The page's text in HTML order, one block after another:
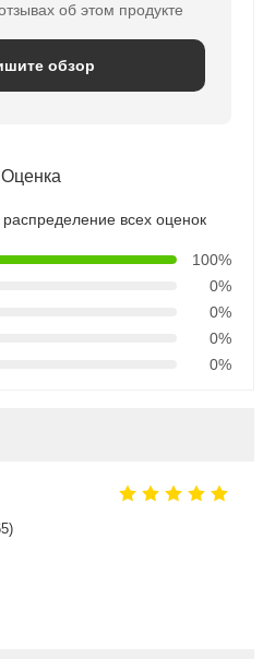
об этом продукте
обзор
Оценка
всех оценок
100%
0%
0%
0%
0%